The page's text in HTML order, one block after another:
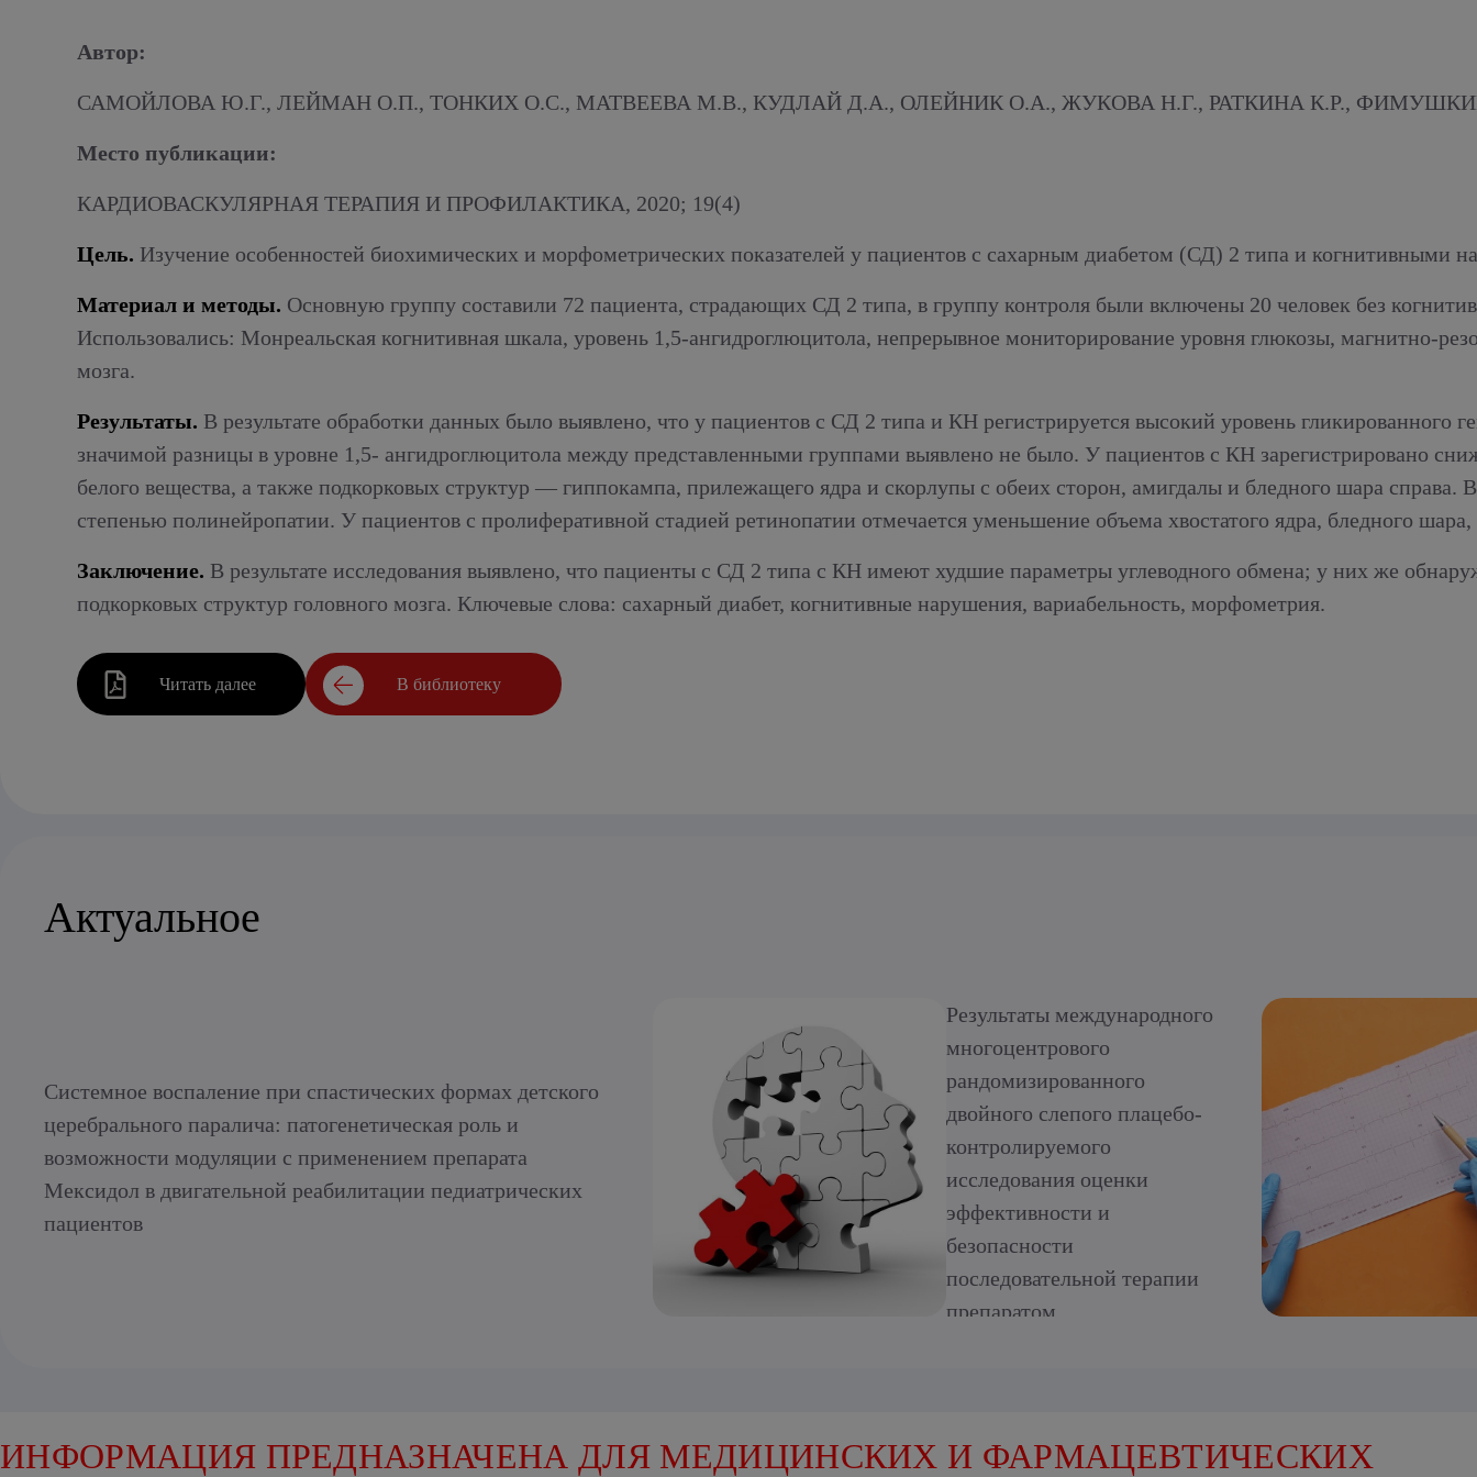
Автор:
САМОЙЛОВА Ю.Г., ЛЕЙМАН О.П., ТОНКИХ О.С., МАТВЕЕВА М.В., КУДЛАЙ Д.А., ОЛЕЙНИК О.А., ЖУКОВА Н.Г., РАТКИНА К.Р.,
Место публикации:
КАРДИОВАСКУЛЯРНАЯ ТЕРАПИЯ И ПРОФИЛАКТИКА, 2020; 19(4)
Цель. Изучение особенностей биохимических и морфометрических показателей у пациентов с сахарным диабетом (СД) 2 типа и когнитивными
Материал и методы. Основную группу составили 72 пациента, страдающих СД 2 типа, в группу контроля были включены 20 человек без
Использовались: Монреальская когнитивная шкала, уровень 1,5-ангидроглюцитола, непрерывное мониторирование уровня глюкозы, магнитно-
мозга.
Результаты. В результате обработки данных было выявлено, что у пациентов с СД 2 типа и КН регистрируется высокий уровень гликированного
значимой разницы в уровне 1,5- ангидроглюцитола между представленными группами выявлено не было. У пациентов с КН зарегистрировано
белого вещества, а также подкорковых структур — гиппокампа, прилежащего ядра и скорлупы с обеих сторон, амигдалы и бледного шара справа.
степенью полинейропатии. У пациентов с пролиферативной стадией ретинопатии отмечается уменьшение объема хвостатого ядра, бледного
Заключение. В результате исследования выявлено, что пациенты с СД 2 типа с КН имеют худшие параметры углеводного обмена; у них же
подкорковых структур головного мозга. Ключевые слова: сахарный диабет, когнитивные нарушения, вариабельность, морфометрия.
Читать далее В библиотеку
Актуальное
Системное воспаление при спастических формах детского
церебрального паралича: патогенетическая роль и
возможности модуляции с применением препарата
Мексидол в двигательной реабилитации педиатрических
пациентов
Результаты международного
многоцентрового
рандомизированного
двойного слепого плацебо-
контролируемого
исследования оценки
эффективности и
безопасности
последовательной терапии
препаратом
восстановительном периодах
ИНФОРМАЦИЯ ПРЕДНАЗНАЧЕНА ДЛЯ МЕДИЦИНСКИХ И ФАРМАЦЕВТИЧЕСКИХ